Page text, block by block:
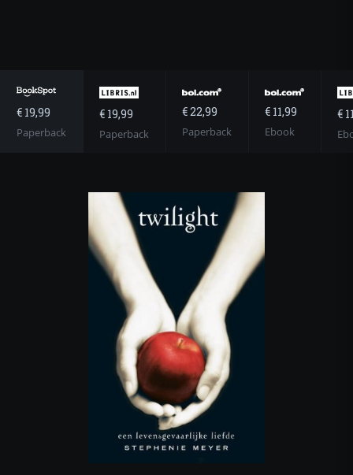
€ 19,99
Paperback
€ 19,99
Paperback
€ 22,99
Paperback
€ 11,99
Ebook
€